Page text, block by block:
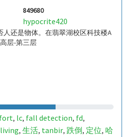
849680
hypocrite420
还是物体。在翡翠湖校区科技楼A
层-第三层
, lc, fall detection, fd,
living, 生活, tanbir, 跌倒, 定位, 哈